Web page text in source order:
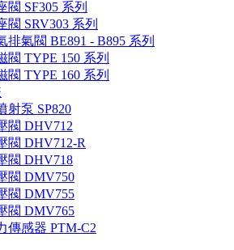
閥 SF305 系列
閥 SRV303 系列
排氣閥 BE891 - B895 系列
閥 TYPE 150 系列
閥 TYPE 160 系列
射泵 SP820
閥 DHV712
閥 DHV712-R
閥 DHV718
閥 DMV750
閥 DMV755
閥 DMV765
傳感器 PTM-C2